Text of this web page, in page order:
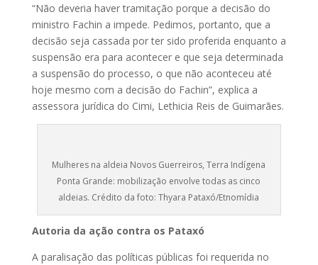
“Não deveria haver tramitação porque a decisão do
ministro Fachin a impede. Pedimos, portanto, que a
decisão seja cassada por ter sido proferida enquanto a
suspensão era para acontecer e que seja determinada
a suspensão do processo, o que não aconteceu até
hoje mesmo com a decisão do Fachin”, explica a
assessora jurídica do Cimi, Lethicia Reis de Guimarães.
Mulheres na aldeia Novos Guerreiros, Terra Indígena
Ponta Grande: mobilização envolve todas as cinco
aldeias. Crédito da foto: Thyara Pataxó/Etnomídia
Autoria da ação contra os Pataxó
A paralisação das políticas públicas foi requerida no